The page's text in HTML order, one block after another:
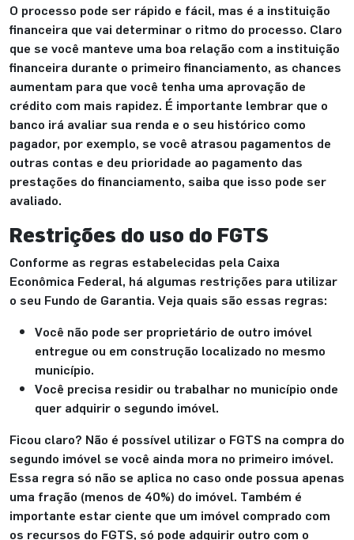
O processo pode ser rápido e fácil, mas é a instituição
financeira que vai determinar o ritmo do processo. Claro
que se você manteve uma boa relação com a instituição
financeira durante o primeiro financiamento, as chances
aumentam para que você tenha uma aprovação de
crédito com mais rapidez. É importante lembrar que o
banco irá avaliar sua renda e o seu histórico como
pagador, por exemplo, se você atrasou pagamentos de
outras contas e deu prioridade ao pagamento das
prestações do financiamento, saiba que isso pode ser
avaliado.
Restrições do uso do FGTS
Conforme as regras estabelecidas pela Caixa
Econômica Federal, há algumas restrições para utilizar
o seu Fundo de Garantia. Veja quais são essas regras:
Você não pode ser proprietário de outro imóvel
entregue ou em construção localizado no mesmo
município.
Você precisa residir ou trabalhar no município onde
quer adquirir o segundo imóvel.
Ficou claro? Não é possível utilizar o FGTS na compra do
segundo imóvel se você ainda mora no primeiro imóvel.
Essa regra só não se aplica no caso onde possua apenas
uma fração (menos de 40%) do imóvel. Também é
importante estar ciente que um imóvel comprado com
os recursos do FGTS, só pode adquirir outro com o